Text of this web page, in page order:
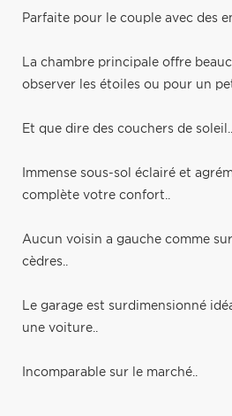
Parfaite pour le couple avec des
La chambre principale offre
observer les étoiles ou pour un
Et que dire des couchers de
Immense sous-sol éclairé et
complète votre confort..
Aucun voisin a gauche comme
cèdres..
Le garage est surdimensionné
une voiture..
Incomparable sur le marché..